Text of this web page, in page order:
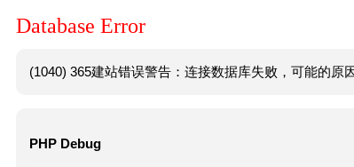
Database Error
(1040) 365建站错误警告：连接数据库失败，可能的原
PHP Debug